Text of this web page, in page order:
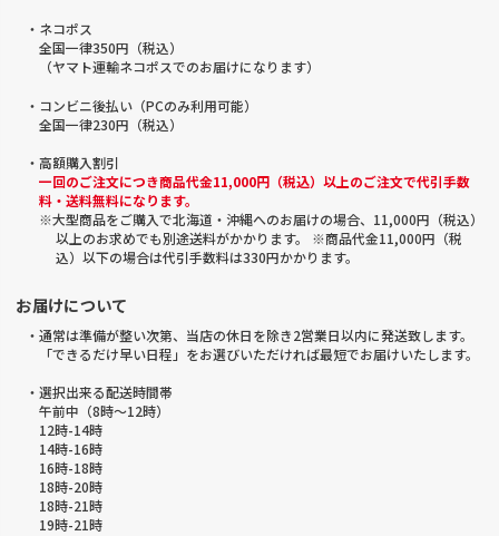
・ネコポス
全国一律350円（税込）
（ヤマト運輸ネコポスでのお届けになります）
・コンビニ後払い（PCのみ利用可能）
全国一律230円（税込）
・高額購入割引
一回のご注文につき商品代金11,000円（税込）以上のご注文で代引手数
料・送料無料になります。
※大型商品をご購入で北海道・沖縄へのお届けの場合、11,000円（税込）
以上のお求めでも別途送料がかかります。 ※商品代金11,000円（税
込）以下の場合は代引手数料は330円かかります。
お届けについて
・通常は準備が整い次第、当店の休日を除き2営業日以内に発送致します。
「できるだけ早い日程」をお選びいただければ最短でお届けいたします。
・選択出来る配送時間帯
午前中（8時～12時）
12時-14時
14時-16時
16時-18時
18時-20時
18時-21時
19時-21時